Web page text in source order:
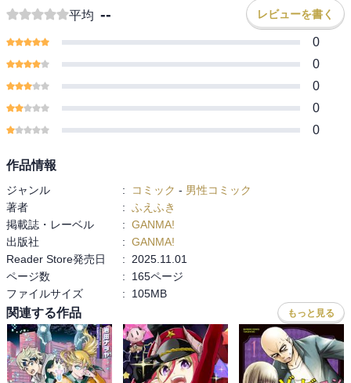
平均 -- レビューを書く
0
0
0
0
0
作品情報
ジャンル : コミック - 男性コミック
著者
: ふえふき
掲載誌・レーベル
: GANMA!
出版社
: GANMA!
Reader Store発売日
:
2025.11.01
ページ数
:
165ページ
ファイルサイズ
: 105MB
関連する作品 もっと見る